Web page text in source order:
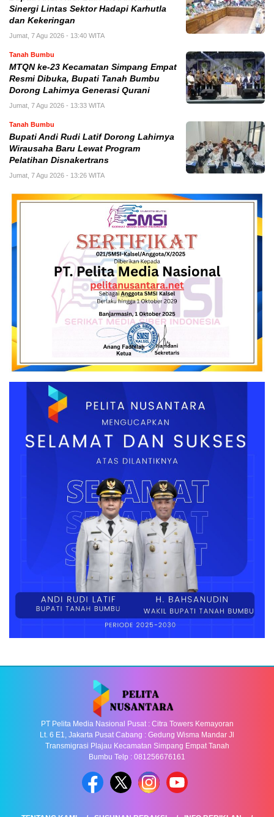
Sinergi Lintas Sektor Hadapi Karhutla
dan Kekeringan
Jumat, 7 Agu 2026 - 13:40 WITA
Tanah Bumbu
MTQN ke-23 Kecamatan Simpang Empat
Resmi Dibuka, Bupati Tanah Bumbu
Dorong Lahirnya Generasi Qurani
Jumat, 7 Agu 2026 - 13:33 WITA
Tanah Bumbu
Bupati Andi Rudi Latif Dorong Lahirnya
Wirausaha Baru Lewat Program
Pelatihan Disnakertrans
Jumat, 7 Agu 2026 - 13:26 WITA
PT Pelita Media Nasional Pusat : Citra Towers Kemayoran
Lt. 6 E1, Jakarta Pusat Cabang : Gedung Wisma Mandar Jl
Transmigrasi Plajau Kecamatan Simpang Empat Tanah
Bumbu Telp : 081256676161